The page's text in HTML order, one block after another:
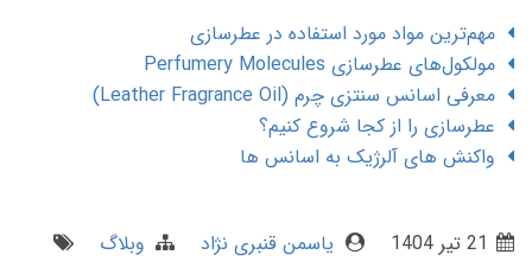
مهم‌ترین مواد مورد استفاده در عطرسازی
مولکول‌های عطرسازی Perfumery Molecules
معرفی اسانس سنتزی چرم (Leather Fragrance Oil)
عطرسازی را از کجا شروع کنیم؟
واکنش های آلرژیک به اسانس ها
یاسمن قنبری نژاد
وبلاگ